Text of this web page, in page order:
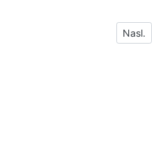
Nasl.